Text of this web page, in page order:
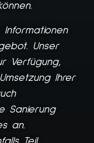
Informationen
Unser
Verfügung,
Ihrer
Sanierung
an.